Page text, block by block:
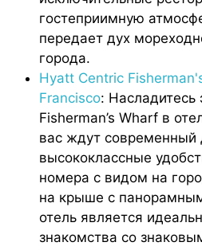
гостеприимную
передает дух
города.
Hyatt Centric
Francisco: Насладитесь
Fisherman’s Wharf в
вас ждут современный
высококлассные
номера с видом на
на крыше с
отель является
знакомства со